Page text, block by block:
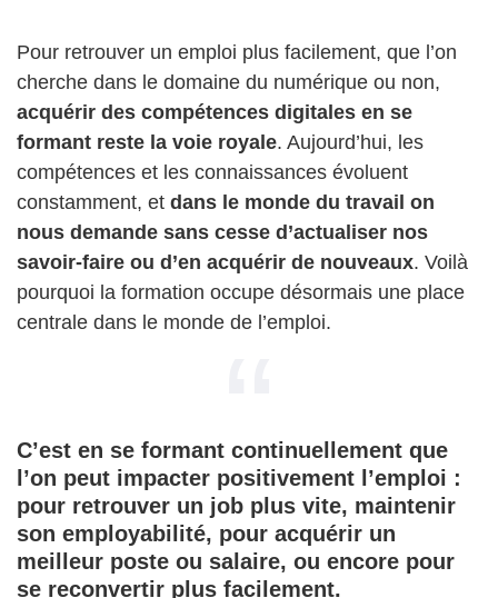
Pour retrouver un emploi plus facilement, que l’on
cherche dans le domaine du numérique ou non,
acquérir des compétences digitales en se
formant reste la voie royale. Aujourd’hui, les
compétences et les connaissances évoluent
constamment, et dans le monde du travail on
nous demande sans cesse d’actualiser nos
savoir-faire ou d’en acquérir de nouveaux. Voilà
pourquoi la formation occupe désormais une place
centrale dans le monde de l’emploi.
C’est en se formant continuellement que
l’on peut impacter positivement l’emploi :
pour retrouver un job plus vite, maintenir
son employabilité, pour acquérir un
meilleur poste ou salaire, ou encore pour
se reconvertir plus facilement.